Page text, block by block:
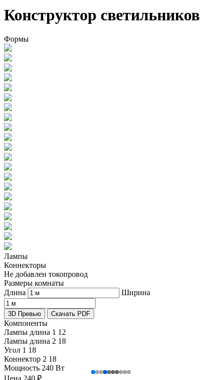
Конструктор светильников
Формы
Лампы
Коннекторы
Не добавлен токопровод
Размеры комнаты
Длина
Ширина
3D Превью Скачать PDF
Компоненты
Лампы длина 1 12
Лампы длина 2 18
Угол 1 18
Коннектор 2 18
Мощность 240 Вт
Цена 240 ₽